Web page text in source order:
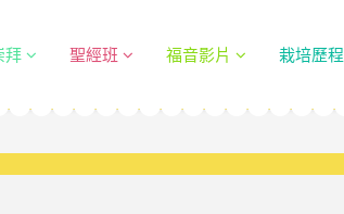
拜 聖經班 福音影片 栽培歷程